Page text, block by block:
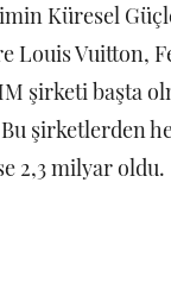
Küresel
Louis Vuitton,
şirketi başta
şirketlerden
2,3 milyar oldu.